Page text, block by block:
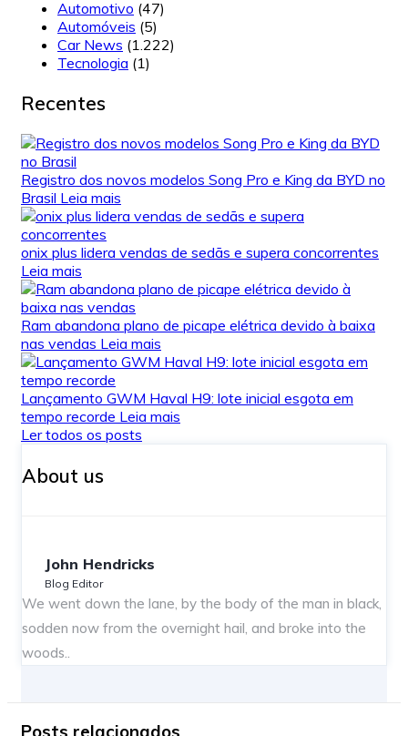
Automotivo (47)
Automóveis (5)
Car News (1.222)
Tecnologia (1)
Recentes
Registro dos novos modelos Song Pro e King da BYD no
Brasil Leia mais
onix plus lidera vendas de sedãs e supera concorrentes
Leia mais
Ram abandona plano de picape elétrica devido à baixa
nas vendas Leia mais
Lançamento GWM Haval H9: lote inicial esgota em
tempo recorde Leia mais
Ler todos os posts
About us
John Hendricks
Blog Editor
We went down the lane, by the body of the man in black,
sodden now from the overnight hail, and broke into the
woods..
Posts relacionados